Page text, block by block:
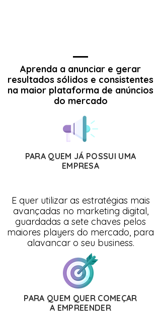
Aprenda a anunciar e gerar
resultados sólidos e consistentes
na maior plataforma de anúncios
do mercado
PARA QUEM JÁ POSSUI UMA
EMPRESA
E quer utilizar as estratégias mais
avançadas no marketing digital,
guardadas a sete chaves pelos
maiores players do mercado, para
alavancar o seu business.
PARA QUEM QUER COMEÇAR
A EMPREENDER